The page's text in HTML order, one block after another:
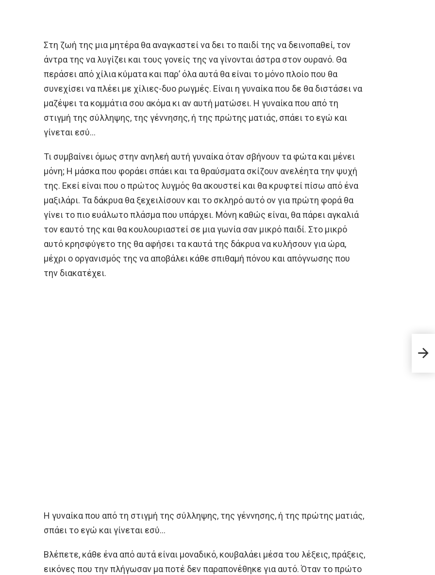
Στη ζωή της μια μητέρα θα αναγκαστεί να δει το παιδί της να δεινοπαθεί, τον
άντρα της να λυγίζει και τους γονείς της να γίνονται άστρα στον ουρανό. Θα
περάσει από χίλια κύματα και παρ’ όλα αυτά θα είναι το μόνο πλοίο που θα
συνεχίσει να πλέει με χίλιες-δυο ρωγμές. Είναι η γυναίκα που δε θα διστάσει να
μαζέψει τα κομμάτια σου ακόμα κι αν αυτή ματώσει. Η γυναίκα που από τη
στιγμή της σύλληψης, της γέννησης, ή της πρώτης ματιάς, σπάει το εγώ και
γίνεται εσύ…
Τι συμβαίνει όμως στην ανηλεή αυτή γυναίκα όταν σβήνουν τα φώτα και μένει
μόνη; Η μάσκα που φοράει σπάει και τα θραύσματα σκίζουν ανελέητα την ψυχή
της. Εκεί είναι που ο πρώτος λυγμός θα ακουστεί και θα κρυφτεί πίσω από ένα
μαξιλάρι. Τα δάκρυα θα ξεχειλίσουν και το σκληρό αυτό ον για πρώτη φορά θα
γίνει το πιο ευάλωτο πλάσμα που υπάρχει. Μόνη καθώς είναι, θα πάρει αγκαλιά
τον εαυτό της και θα κουλουριαστεί σε μια γωνία σαν μικρό παιδί. Στο μικρό
αυτό κρησφύγετο της θα αφήσει τα καυτά της δάκρυα να κυλήσουν για ώρα,
μέχρι ο οργανισμός της να αποβάλει κάθε σπιθαμή πόνου και απόγνωσης που
την διακατέχει.
Η γυναίκα που από τη στιγμή της σύλληψης, της γέννησης, ή της πρώτης ματιάς,
σπάει το εγώ και γίνεται εσύ…
Βλέπετε, κάθε ένα από αυτά είναι μοναδικό, κουβαλάει μέσα του λέξεις, πράξεις,
εικόνες που την πλήγωσαν μα ποτέ δεν παραπονέθηκε για αυτό. Όταν το πρώτο
10
στο